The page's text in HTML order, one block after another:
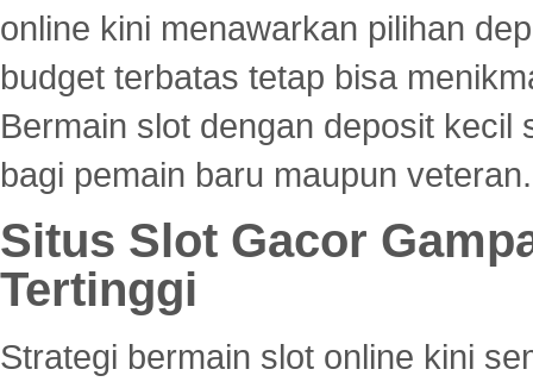
online kini menawarkan pilihan
budget terbatas tetap bisa
Bermain slot dengan deposit
bagi pemain baru maupun veteran.
Situs Slot Gacor
Tertinggi
Strategi bermain slot online kini